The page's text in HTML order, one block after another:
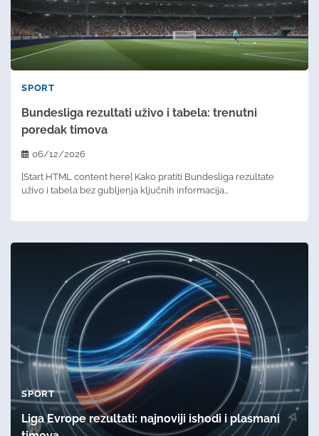
SPORT
Bundesliga rezultati uživo i tabela: trenutni
poredak timova
06/12/2026
[Start HTML content here] Kako pratiti Bundesliga rezultate
uživo i tabela bez gubljenja ključnih informacija…
SPORT
Liga Evrope rezultati: najnoviji ishodi i plasmani